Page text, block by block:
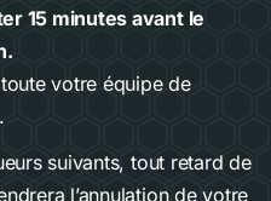
15 minutes avant le
votre équipe de
suivants, tout retard de
l’annulation de votre